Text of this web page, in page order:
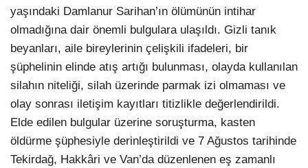
yaşındaki Damlanur Sarihan’ın ölümünün intihar
olmadığına dair önemli bulgulara ulaşıldı. Gizli tanık
beyanları, aile bireylerinin çelişkili ifadeleri, bir
şüphelinin elinde atış artığı bulunması, olayda kullanılan
silahın niteliği, silah üzerinde parmak izi olmaması ve
olay sonrası iletişim kayıtları titizlikle değerlendirildi.
Elde edilen bulgular üzerine soruşturma, kasten
öldürme şüphesiyle derinleştirildi ve 7 Ağustos tarihinde
Tekirdağ, Hakkâri ve Van’da düzenlenen eş zamanlı